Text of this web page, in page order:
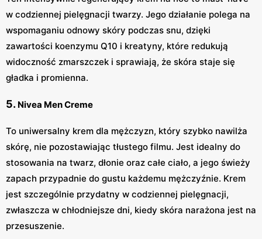
w codziennej pielęgnacji twarzy. Jego działanie polega na
wspomaganiu odnowy skóry podczas snu, dzięki
zawartości koenzymu Q10 i kreatyny, które redukują
widoczność zmarszczek i sprawiają, że skóra staje się
gładka i promienna.
5. Nivea Men Creme
To uniwersalny krem dla mężczyzn, który szybko nawilża
skórę, nie pozostawiając tłustego filmu. Jest idealny do
stosowania na twarz, dłonie oraz całe ciało, a jego świeży
zapach przypadnie do gustu każdemu mężczyźnie. Krem
jest szczególnie przydatny w codziennej pielęgnacji,
zwłaszcza w chłodniejsze dni, kiedy skóra narażona jest na
przesuszenie.